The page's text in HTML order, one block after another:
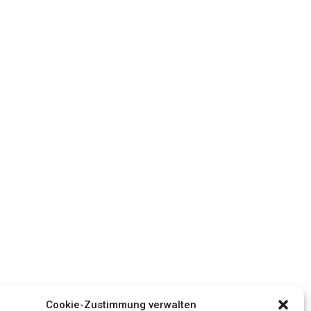
Cookie-Zustimmung verwalten